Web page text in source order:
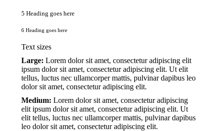
5 Heading goes here
6 Heading goes here
Text sizes
Large: Lorem dolor sit amet, consectetur adipiscing elit
ipsum dolor sit amet, consectetur adipiscing elit. Ut elit
tellus, luctus nec ullamcorper mattis, pulvinar dapibus leo
dolor sit amet, consectetur adipiscing elit.
Medium: Lorem dolor sit amet, consectetur adipiscing
elit ipsum dolor sit amet, consectetur adipiscing elit. Ut
elit tellus, luctus nec ullamcorper mattis, pulvinar dapibus
leo dolor sit amet, consectetur adipiscing elit.